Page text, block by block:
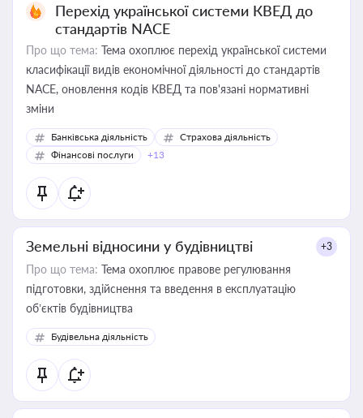
Перехід української системи КВЕД до
стандартів NACE
Про що тема: Тема охоплює перехід української системи
класифікації видів економічної діяльності до стандартів
NACE, оновлення кодів КВЕД та пов'язані нормативні
зміни
Банківська діяльність
Страхова діяльність
Фінансові послуги
+13
Земельні відносини у будівництві +3
Про що тема: Тема охоплює правове регулювання
підготовки, здійснення та введення в експлуатацію
об’єктів будівництва
Будівельна діяльність